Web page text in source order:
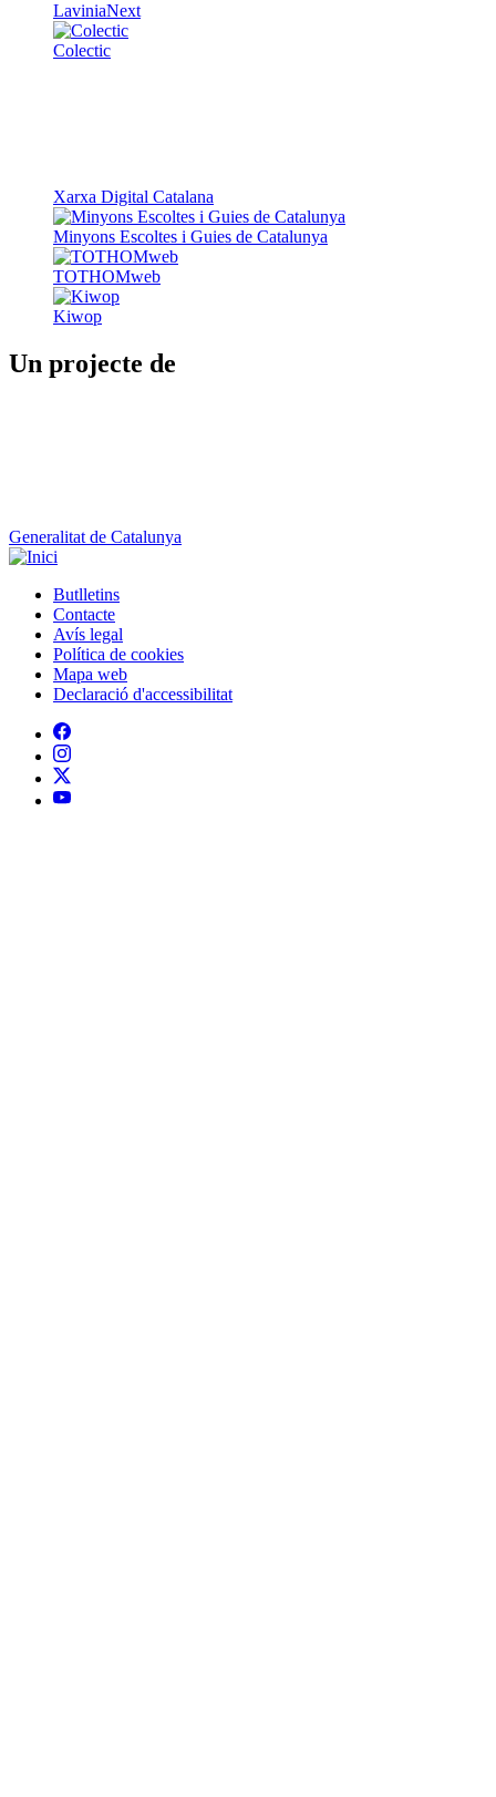
LaviniaNext
Colectic
Xarxa Digital Catalana
Minyons Escoltes i Guies de Catalunya
TOTHOMweb
Kiwop
Un projecte de
Generalitat de Catalunya
Peu
Butlletins
Contacte
Avís legal
Política de cookies
Mapa web
Declaració d'accessibilitat